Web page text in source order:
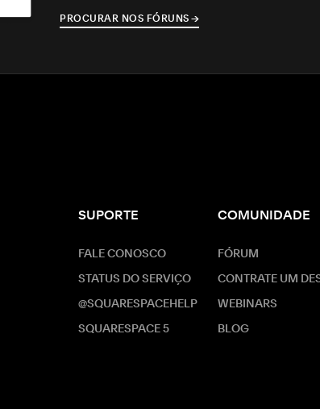
PROCURAR NOS FÓRUNS →
→
SUPORTE
FALE CONOSCO
STATUS DO SERVIÇO
@SQUARESPACEHELP
SQUARESPACE 5
COMUNIDADE
FÓRUM
CONTRATE UM
WEBINARS
BLOG